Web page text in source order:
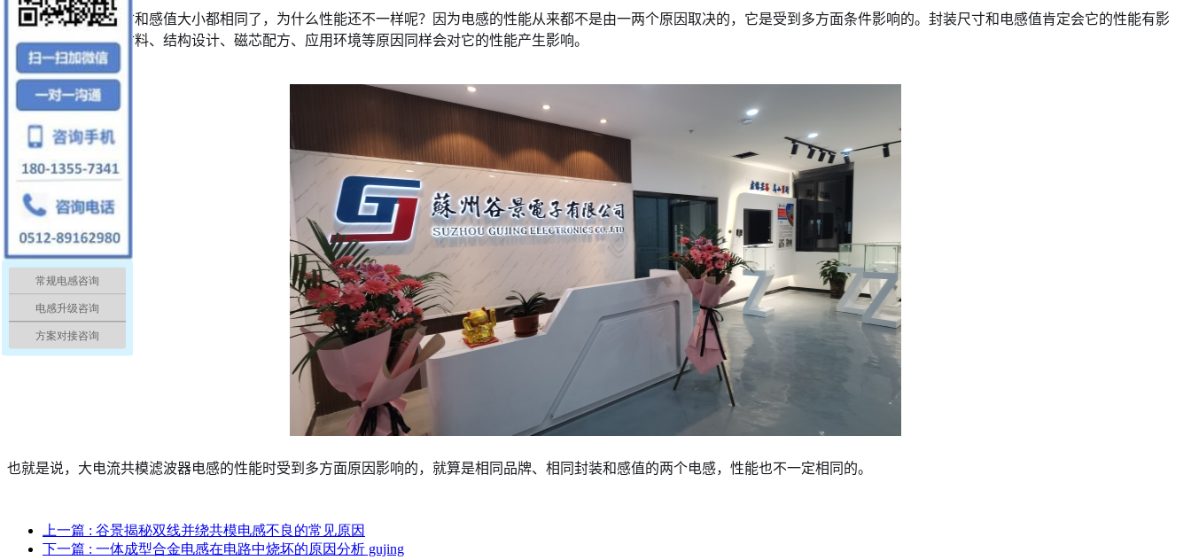
很多人认为封装尺寸和感值大小都相同了，为什么性能还不一样呢？因为电感的性能从来都不是由一两个原因取决的，它是受到多方面条件影响的。封装尺寸和电感值肯定会它的性能有影
响，但电感的制作材料、结构设计、磁芯配方、应用环境等原因同样会对它的性能产生影响。
也就是说，大电流共模滤波器电感的性能时受到多方面原因影响的，就算是相同品牌、相同封装和感值的两个电感，性能也不一定相同的。
上一篇 : 谷景揭秘双线并绕共模电感不良的常见原因
下一篇 : 一体成型合金电感在电路中烧坏的原因分析 gujing
常规电感咨询
电感升级咨询
方案对接咨询